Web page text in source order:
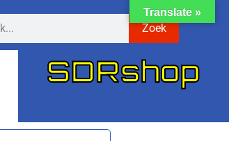
Zoek
SDRshop
Translate »